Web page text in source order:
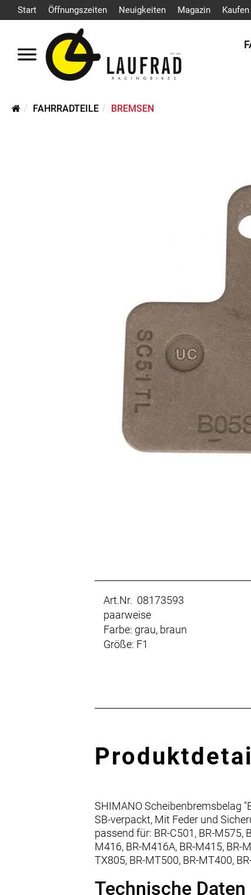
Start Öffnungszeiten Neuigkeiten Magazin Kaufen
FAHRRADTEILE BREMSEN
Art.Nr. 08173593
paarweise
Farbe: grau, braun
Größe: F1
SHIMANO Scheibenbremsbelag
SB-verpackt, Mit Feder und
passend für: BR-C501, BR-M575,
M416, BR-M416A, BR-M415, BR-
TX805, BR-MT500, BR-MT400,
Technische Daten